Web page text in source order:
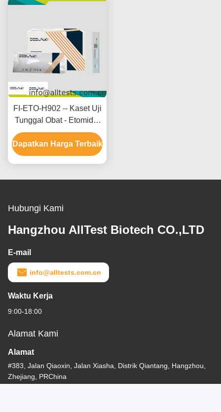
FI-ETO-H902 -- Kaset Uji
Tunggal Obat - Etomidat
(ETO)(Rambut)
Dapatkan Harga Terbaik
Hubungi Kami
Hangzhou AllTest Biotech CO.,LTD
E-mail
info@alltests.com.cn
Waktu Kerja
9:00-18:00
Alamat Kami
Alamat
#383, Jalan Qiaoxin, Jalan Xiasha, Distrik Qiantang, Hangzhou,
Zhejiang, PRChina